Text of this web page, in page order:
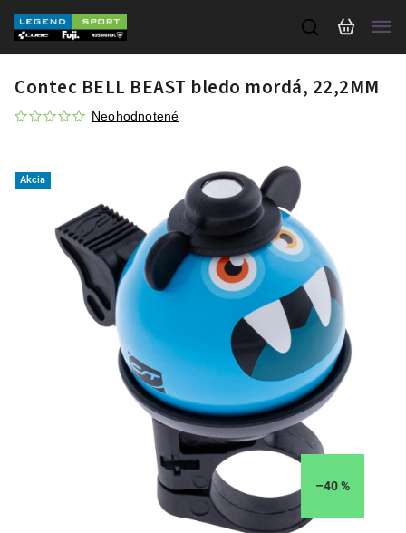
Contec BELL BEAST bledo mordá, 22,2MM
Neohodnotené
Akcia
–40 %